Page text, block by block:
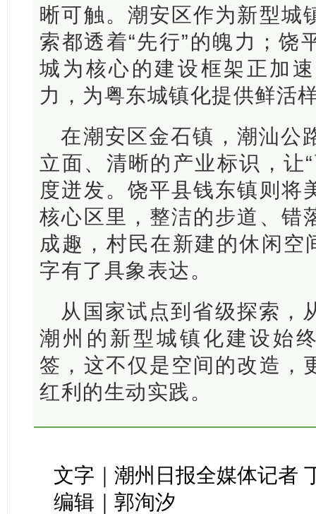
晰可触。潮安区作为新型城
索都透着“先行”的魄力；饶
城为核心的建设框架正加
力，为粤东城镇化提供鲜活
在潮安区金石镇，潮汕公
立面、清晰的产业标识，让
度迸发。饶平县钱东镇则将
核心区里，整洁的步道、错
成趣，村民在新建的休闲空
字有了具象表达。
从国家试点到省级探索，
潮州的新型城镇化建设始
签，这不仅是空间的改造，
红利的生动实践。
文字｜潮州日报全媒体记者
编辑｜郭洵汐